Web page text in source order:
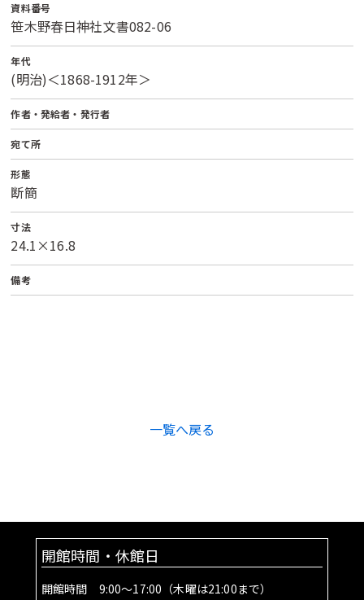
資料番号
笹木野春日神社文書082-06
年代
(明治)＜1868-1912年＞
作者・発給者・発行者
宛て所
形態
断簡
寸法
24.1×16.8
備考
一覧へ戻る
開館時間・休館日
開館時間 9:00～17:00（木曜は21:00まで）